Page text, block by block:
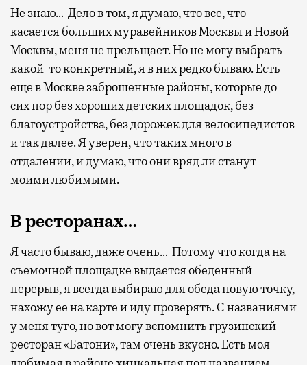
Не знаю… Дело в том, я думаю, что все, что
касается больших муравейников Москвы и Новой
Москвы, меня не прельщает. Но не могу выбрать
какой-то конкретный, я в них редко бываю. Есть
еще в Москве заброшенные районы, которые до
сих пор без хороших детских площадок, без
благоустройства, без дорожек для велосипедистов
и так далее. Я уверен, что таких много в
отдалении, и думаю, что они вряд ли станут
моими любимыми.
В ресторанах…
Я часто бываю, даже очень… Потому что когда на
съемочной площадке выдается обеденный
перерыв, я всегда выбираю для обеда новую точку,
нахожу ее на карте и иду проверять. С названиями
у меня туго, но вот могу вспомнить грузинский
ресторан «Батони», там очень вкусно. Есть моя